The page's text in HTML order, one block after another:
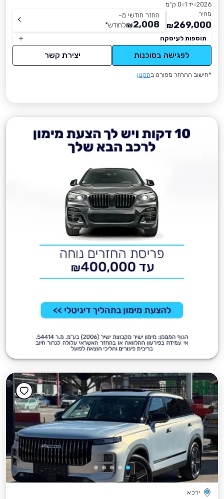
2026 יד 1
0 ק״מ
מחיר
269,000
₪
החזר חודשי מ-
2,008
₪לחודש*
תוספות לעיסקה
לפגישה בסוכנות יצירת קשר
*חישוב ההחזר מפורט בתקנון
ירכא